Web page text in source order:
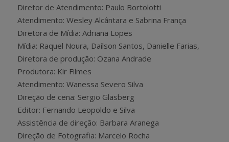
Diretor de Atendimento: Paulo Bortolotti
Atendimento: Wesley Alcântara e Sabrina França
Diretora de Mídia: Adriana Lopes
Mídia: Raquel Noura, Daílson Santos, Danielle Farias,
Diretora de produção: Ozana Andrade
Produtora: Kir Filmes
Atendimento: Wanessa Severo Silva
Direção de cena: Sergio Glasberg
Editor: Fernando Leopoldo e Silva
Assistência de direção: Barbara Aranega
Direção de Fotografia: Marcelo Rocha